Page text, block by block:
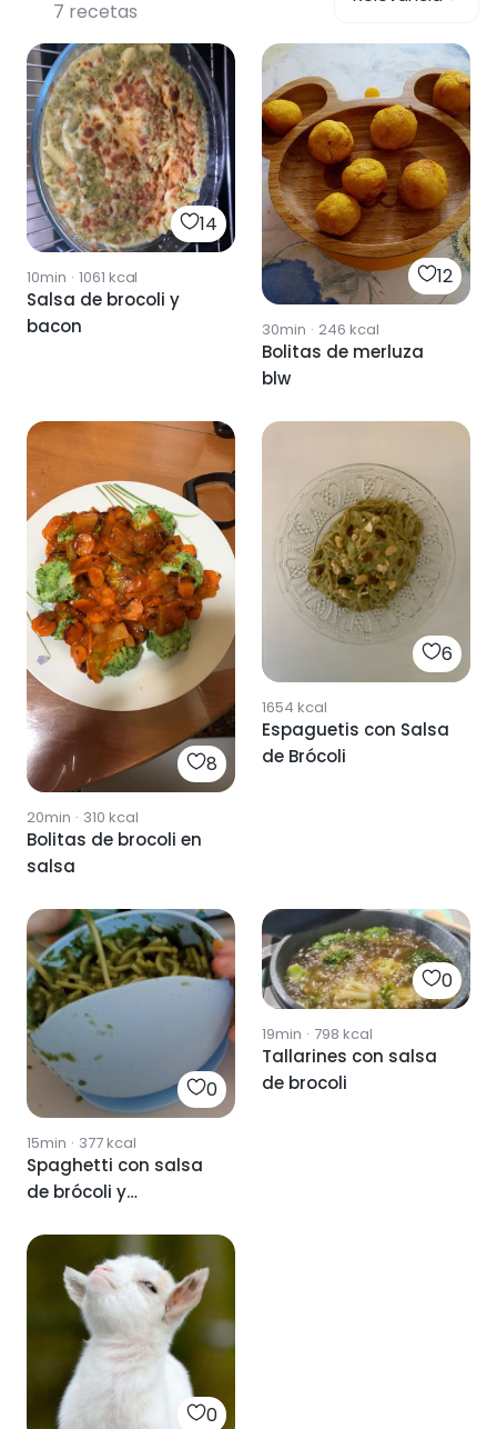
7 recetas
14
10min · 1061 kcal
Salsa de brocoli y
bacon
12
30min · 246 kcal
Bolitas de merluza
blw
8
20min · 310 kcal
Bolitas de brocoli en
salsa
6
1654 kcal
Espaguetis con Salsa
de Brócoli
0
15min · 377kcal
Spaghetti con salsa
de brócoli y
0
19min · 798 kcal
Tallarines con salsa
de brocoli
0